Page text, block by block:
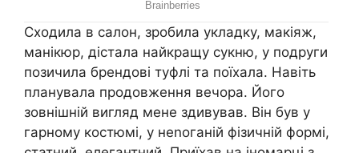
Сходила в салон, зробила укладку, макіяж,
манікюр, дістала найкращу сукню, у подруги
позичила брендові туфлі та поїхала. Навіть
планувала продовження вечора. Його
зовнішній вигляд мене здивував. Він був у
гарному костюмі, у неnоганій фізичній формі,